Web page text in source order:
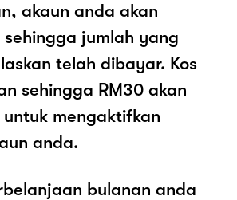
akaun anda akan
jumlah yang
telah dibayar. Kos
sehingga RM30 akan
untuk mengaktifkan
anda.
bulanan anda